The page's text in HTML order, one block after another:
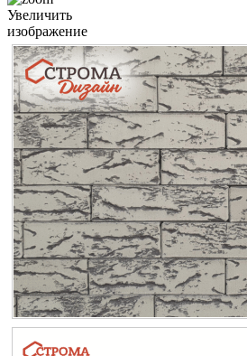
Увеличить
изображение